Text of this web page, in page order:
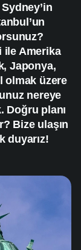
ile Amerika
Japonya,
olmak üzere
nereye
Doğru planı
Bize ulaşın
duyarız!